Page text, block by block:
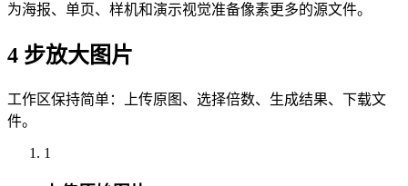
为海报、单页、样机和演示视觉准备像素更多的源文件。
4 步放大图片
工作区保持简单：上传原图、选择倍数、生成结果、下载文
件。
1